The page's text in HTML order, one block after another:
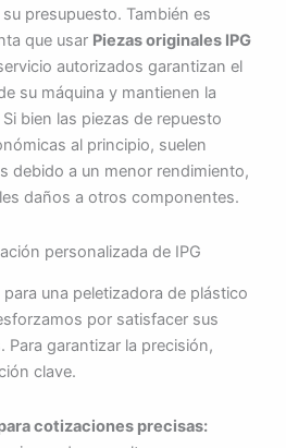
presupuesto. También es
que usar Piezas originales IPG
autorizados garantizan el
su máquina y mantienen la
bien las piezas de repuesto
al principio, suelen
debido a un menor rendimiento,
daños a otros componentes.
personalizada de IPG
una peletizadora de plástico
por satisfacer sus
Para garantizar la precisión,
clave.
cotizaciones precisas: